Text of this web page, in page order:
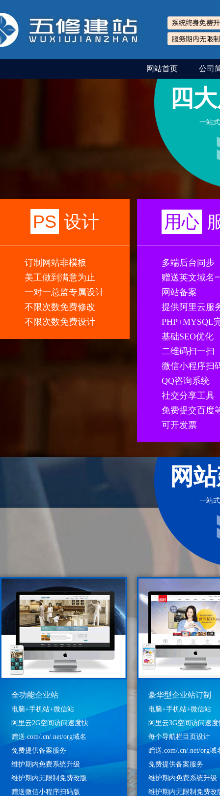
网站首页 公司
四
一站
PS 设计
订制网站非模板
美工做到满意为止
一对一总监专属设计
不限次数免费修改
不限次数免费设计
用心
多端后台同步
赠送英文域名
网站备案
提供阿里云服
PHP+MYSQL
基础SEO优化
二维码扫一扫
微信小程序扫
QQ咨询系统
社交分享工具
免费提交百度
可开发票
网
一站
全功能企业站
电脑+手机站+微信站
阿里云2G空间访问速度快
赠送.com/.cn/.net/org域名
免费提供备案服务
维护期内免费系统升级
维护期内无限制免费改版
赠送微信小程序扫码版
豪华型企业站订制
电脑+手机站+微信站
阿里云3G空间访问速度
每个导航栏目页设计
赠送.com/.cn/.net/org域
免费提供备案服务
维护期内免费系统升级
维护期内无限制免费改